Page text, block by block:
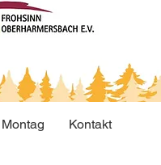
Montag Kontakt